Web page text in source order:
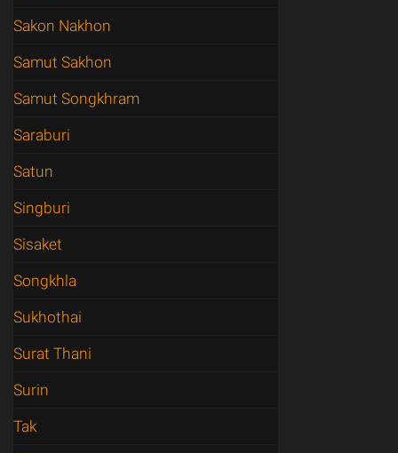
Sakon Nakhon
Samut Sakhon
Samut Songkhram
Saraburi
Satun
Singburi
Sisaket
Songkhla
Sukhothai
Surat Thani
Surin
Tak